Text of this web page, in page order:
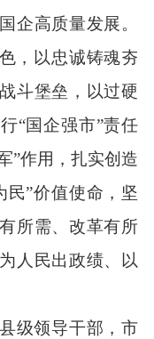
企高质量发展。
，以忠诚铸魂夯
斗堡垒，以过硬
“国企强市”责任
”作用，扎实创造
民”价值使命，坚
所需、改革有所
人民出政绩、以
级领导干部，市